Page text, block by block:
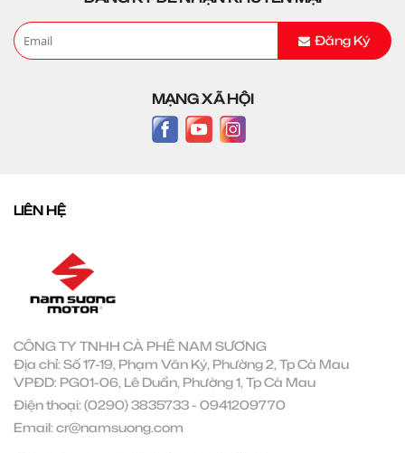
Đăng Ký
MẠNG XÃ HỘI
LIÊN HỆ
CÔNG TY TNHH CÀ PHÊ NAM SƯƠNG
Địa chỉ: Số 17-19, Phạm Văn Ký, Phường 2, Tp Cà Mau
VPĐD: PG01-06, Lê Duẩn, Phường 1, Tp Cà Mau
Điện thoại: (0290) 3835733- 0941209770
Email: cr@namsuong.com